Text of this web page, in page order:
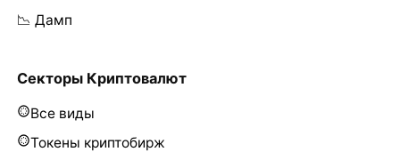
📉 Дамп
Секторы Криптовалют
Все виды
Токены криптобирж